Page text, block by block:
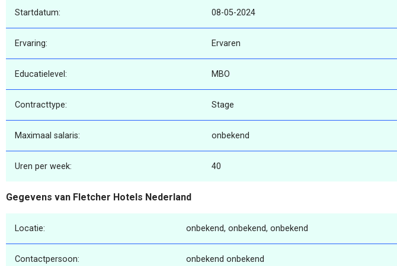
Startdatum: 08-05-2024
Ervaring: Ervaren
Educatielevel: MBO
Contracttype: Stage
Maximaal salaris: onbekend
Uren per week: 40
Gegevens van Fletcher Hotels Nederland
Locatie: onbekend, onbekend, onbekend
Contactpersoon: onbekend onbekend